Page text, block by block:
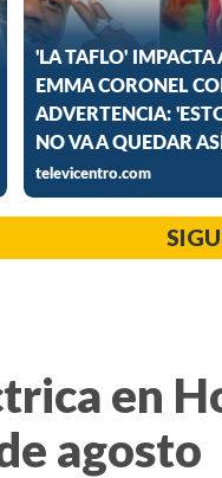
en
agosto